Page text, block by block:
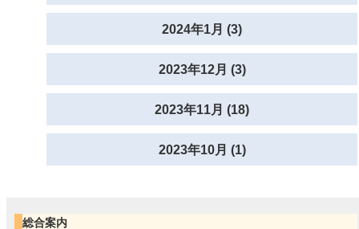
2024年1月 (3)
2023年12月 (3)
2023年11月 (18)
2023年10月 (1)
総合案内